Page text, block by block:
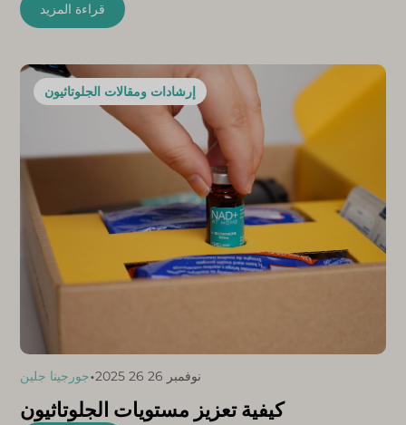
قراءة المزيد
إرشادات ومقالات الجلوتاثيون
جورجينا جلين• نوفمبر 26 26 2025
كيفية تعزيز مستويات الجلوتاثيون